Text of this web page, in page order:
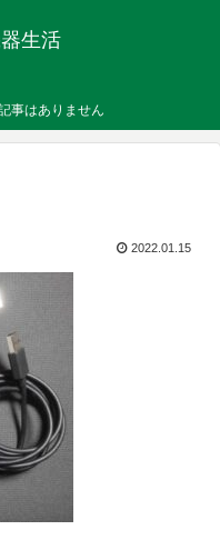
生活
事はありません
2022.01.15